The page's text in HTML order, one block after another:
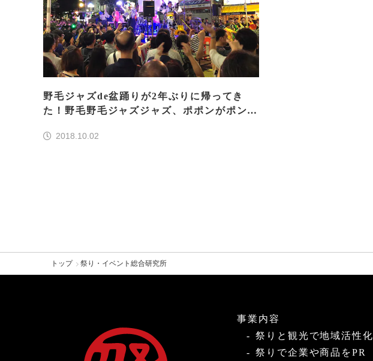
野毛ジャズde盆踊りが2年ぶりに帰ってき
た！野毛野毛ジャズジャズ、ポポンがポン！
2018.10.02
トップ 祭り・イベント総合研究所
事業内容
祭りと観光で地域活性化
祭りで企業や商品をPR